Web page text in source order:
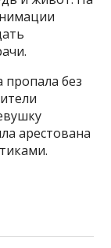
пропала без
арестована